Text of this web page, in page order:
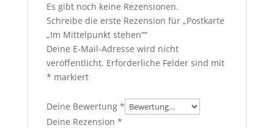
Es gibt noch keine Rezensionen.
Schreibe die erste Rezension für „Postkarte
„Im Mittelpunkt stehen““
Deine E-Mail-Adresse wird nicht
veröffentlicht. Erforderliche Felder sind mit
* markiert
Deine Bewertung *
Deine Rezension *